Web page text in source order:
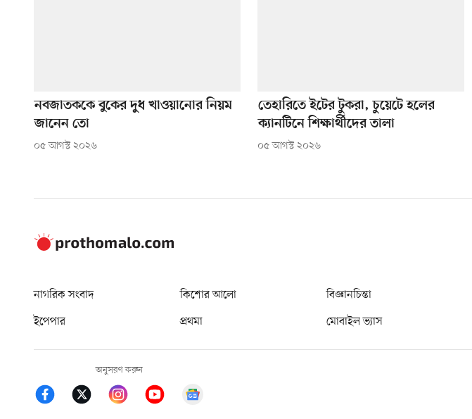
নবজাতককে বুকের দুধ খাওয়ানোর নিয়ম
জানেন তো
০৫ আগস্ট ২০২৬
তেহারিতে ইটের টুকরা, চুয়েটে হলের
ক্যানটিনে শিক্ষার্থীদের তালা
০৫ আগস্ট ২০২৬
নাগরিক সংবাদ কিশোর আলো বিজ্ঞানচিন্তা
ইপেপার
প্রথমা মোবাইল ভ্যাস
অনুসরণ করুন